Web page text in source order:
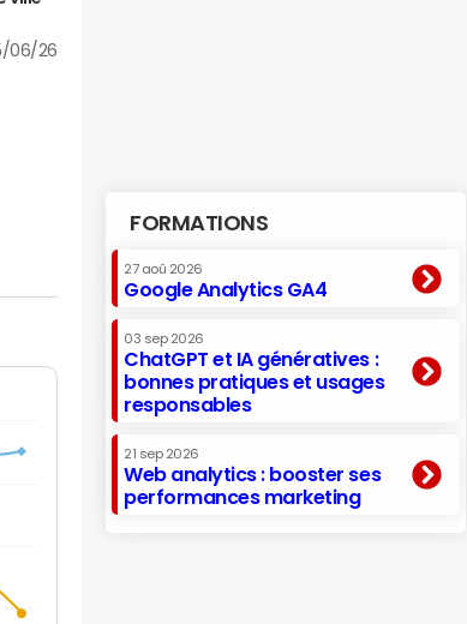
06/26
FORMATIONS
27 aoû 2026
Google Analytics GA4
03 sep 2026
ChatGPT et IA génératives :
bonnes pratiques et usages
responsables
21 sep 2026
Web analytics : booster ses
performances marketing